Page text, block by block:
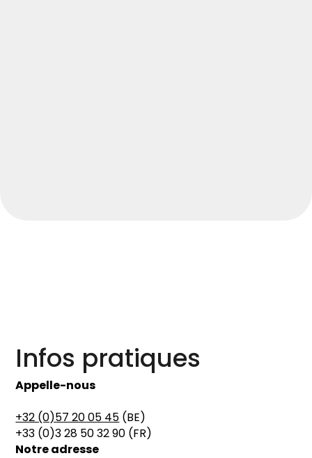
Infos pratiques
Appelle-nous
+32 (0)57 20 05 45 (BE)
+33 (0)3 28 50 32 90 (FR)
Notre adresse